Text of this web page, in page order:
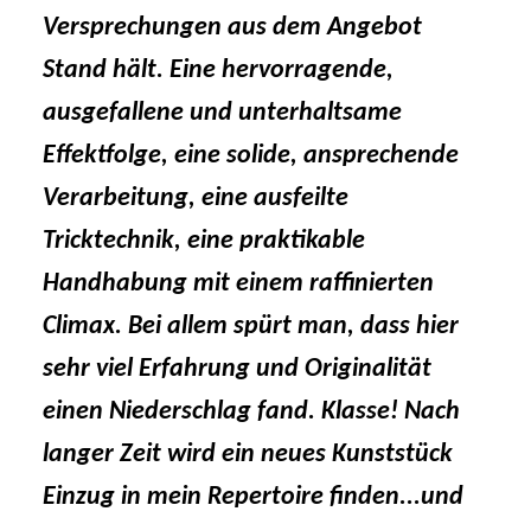
Versprechungen aus dem Angebot
Stand hält. Eine hervorragende,
ausgefallene und unterhaltsame
Effektfolge, eine solide, ansprechende
Verarbeitung, eine ausfeilte
Tricktechnik, eine praktikable
Handhabung mit einem raffinierten
Climax. Bei allem spürt man, dass hier
sehr viel Erfahrung und Originalität
einen Niederschlag fand. Klasse! Nach
langer Zeit wird ein neues Kunststück
Einzug in mein Repertoire finden...und